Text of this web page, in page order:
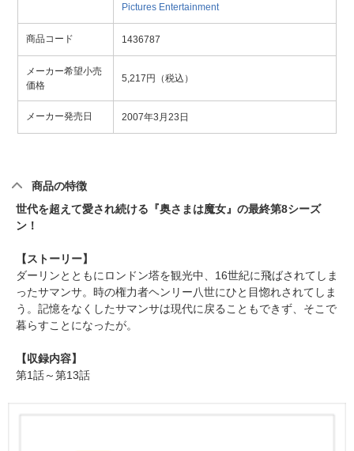
Pictures Entertainment
商品コード 1436787
メーカー希望小売
価格
5,217円（税込）
メーカー発売日 2007年3月23日
商品の特徴
世代を超えて愛され続ける『奥さまは魔女』の最終第8シーズ
ン！
【ストーリー】
ダーリンとともにロンドン塔を観光中、16世紀に飛ばされてしま
ったサマンサ。時の権力者ヘンリー八世にひと目惚れされてしま
う。記憶をなくしたサマンサは現代に戻ることもできず、そこで
暮らすことになったが。
【収録内容】
第1話～第13話